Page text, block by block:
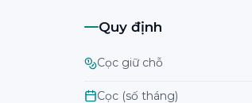
Quy định
Cọc giữ chỗ
Cọc (số tháng)